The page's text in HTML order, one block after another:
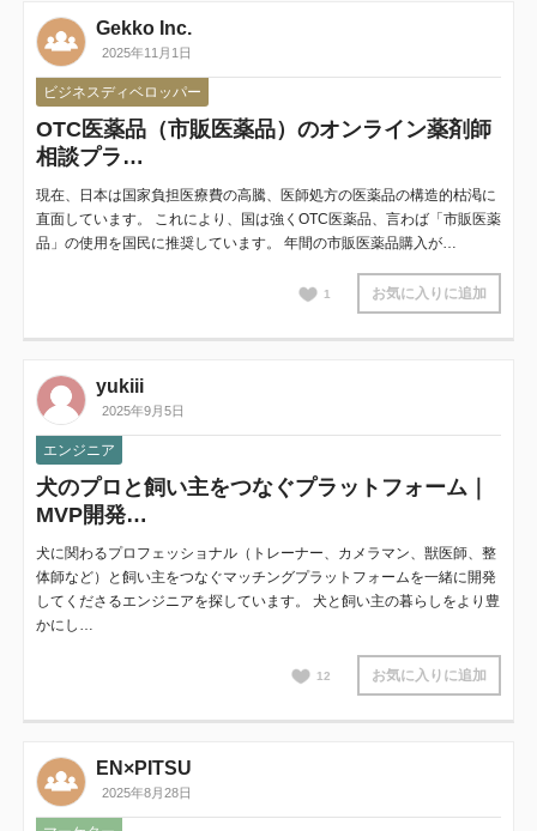
Gekko Inc.
2025年11月1日
ビジネスディベロッパー
OTC医薬品（市販医薬品）のオンライン薬剤師
相談プラ…
現在、日本は国家負担医療費の高騰、医師処方の医薬品の構造的枯渇に
直面しています。 これにより、国は強くOTC医薬品、言わば「市販医薬
品」の使用を国民に推奨しています。 年間の市販医薬品購入が…
1 お気に入りに追加
yukiii
2025年9月5日
エンジニア
犬のプロと飼い主をつなぐプラットフォーム｜
MVP開発…
犬に関わるプロフェッショナル（トレーナー、カメラマン、獣医師、整
体師など）と飼い主をつなぐマッチングプラットフォームを一緒に開発
してくださるエンジニアを探しています。 犬と飼い主の暮らしをより豊
かにし…
12 お気に入りに追加
EN×PITSU
2025年8月28日